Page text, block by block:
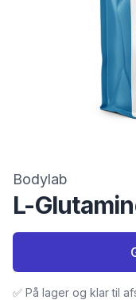
Bodylab
L-
✅ På lager og klar til